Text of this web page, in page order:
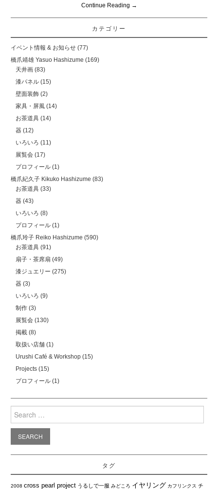
Continue Reading →
カテゴリー
イベント情報 & お知らせ (77)
橋爪靖雄 Yasuo Hashizume (169)
天井画 (83)
漆パネル (15)
壁面装飾 (2)
家具・屏風 (14)
お茶道具 (14)
器 (12)
いろいろ (11)
展覧会 (17)
プロフィール (1)
橋爪紀久子 Kikuko Hashizume (83)
お茶道具 (33)
器 (43)
いろいろ (8)
プロフィール (1)
橋爪玲子 Reiko Hashizume (590)
お茶道具 (91)
扇子・茶席扇 (49)
漆ジュエリー (275)
器 (3)
いろいろ (9)
制作 (3)
展覧会 (130)
掲載 (8)
取扱い店舗 (1)
Urushi Café & Workshop (15)
Projects (15)
プロフィール (1)
for:
タグ
2008 cross pearl project うるしで一服 みどころ イヤリング カフリンクス チ